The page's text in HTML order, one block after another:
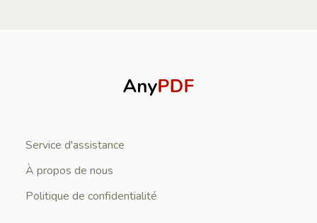
Service d'assistance
À propos de nous
Politique de confidentialité